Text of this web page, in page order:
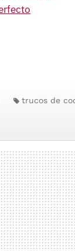
trucos de